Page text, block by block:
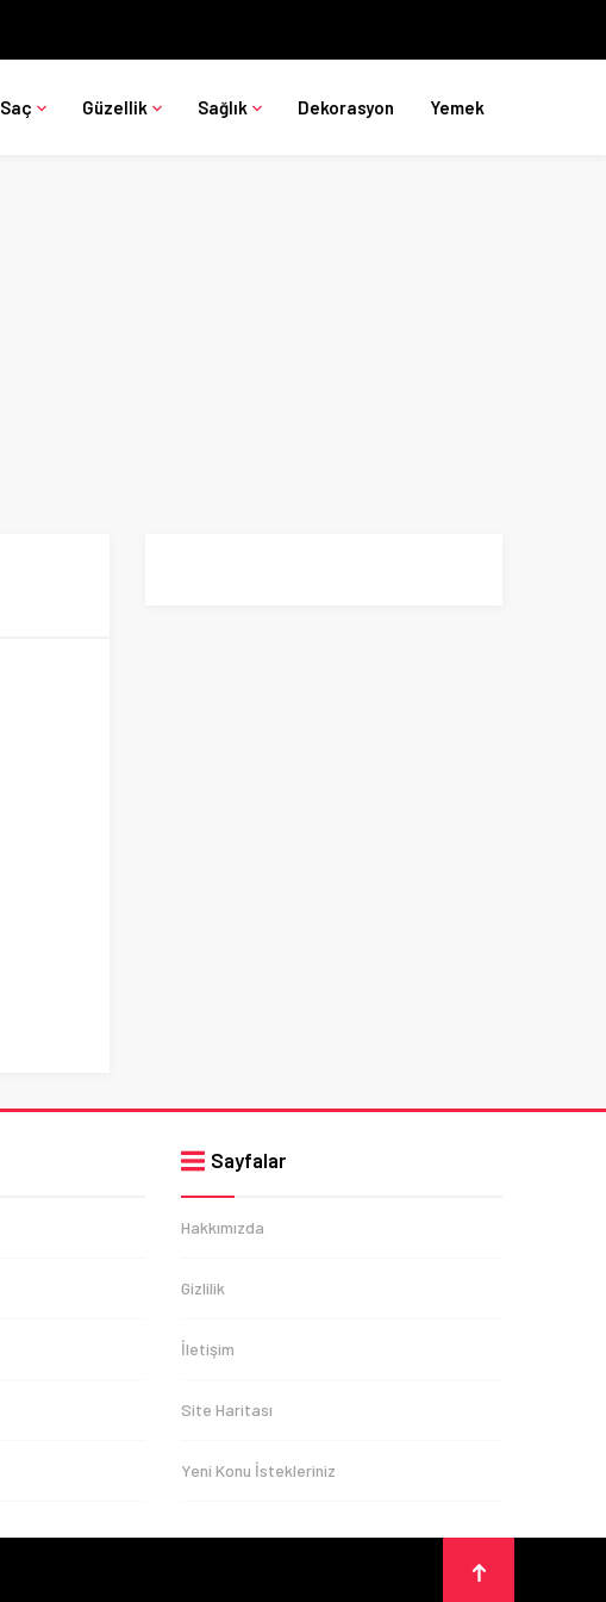
Saç Güzellik Sağlık Dekorasyon Yemek
Sayfalar
Hakkımızda
Gizlilik
İletişim
Site Haritası
Yeni Konu İstekleriniz